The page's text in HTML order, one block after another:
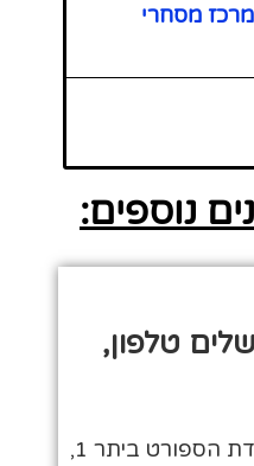
מסחרי
נוספים:
טלפון,
כתובת הקניון - אגודת הספורט ביתר 1,